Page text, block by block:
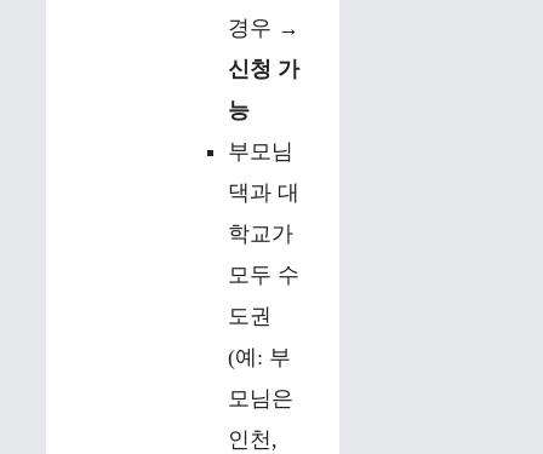
경우 →
신청 가
능
부모님
댁과 대
학교가
모두 수
도권
(예: 부
모님은
인천,